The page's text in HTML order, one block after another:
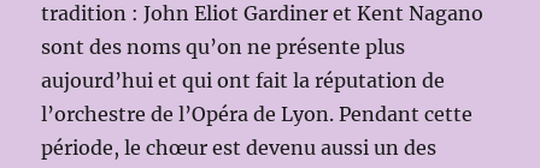
tradition : John Eliot Gardiner et Kent Nagano
sont des noms qu’on ne présente plus
aujourd’hui et qui ont fait la réputation de
l’orchestre de l’Opéra de Lyon. Pendant cette
période, le chœur est devenu aussi un des